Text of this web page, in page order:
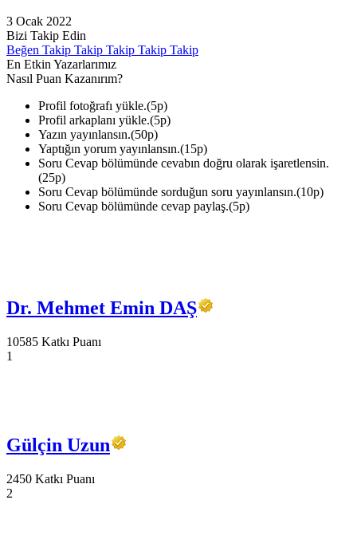
3 Ocak 2022
Bizi Takip Edin
Beğen Takip Takip Takip Takip Takip
En Etkin Yazarlarımız
Nasıl Puan Kazanırım?
Profil fotoğrafı yükle.(5p)
Profil arkaplanı yükle.(5p)
Yazın yayınlansın.(50p)
Yaptığın yorum yayınlansın.(15p)
Soru Cevap bölümünde cevabın doğru olarak işaretlensin.
(25p)
Soru Cevap bölümünde sorduğun soru yayınlansın.(10p)
Soru Cevap bölümünde cevap paylaş.(5p)
Dr. Mehmet Emin DAŞ
10585 Katkı Puanı
1
Gülçin Uzun
2450 Katkı Puanı
2